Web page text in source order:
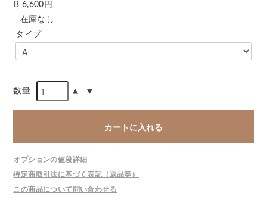
B 6,600円
在庫なし
タイプ
数量
カートに入れる
オプションの値段詳細
特定商取引法に基づく表記（返品等）
この商品について問い合わせる